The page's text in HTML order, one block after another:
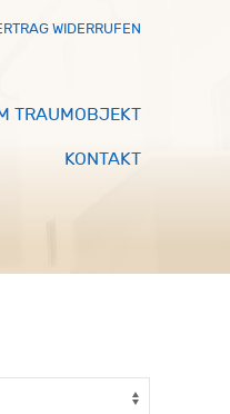
WIDERRUFEN
TRAUMOBJEKT
KONTAKT